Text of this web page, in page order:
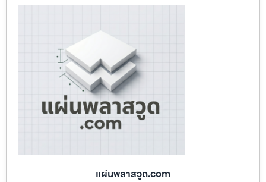
แผ่นพลาสวูด.com